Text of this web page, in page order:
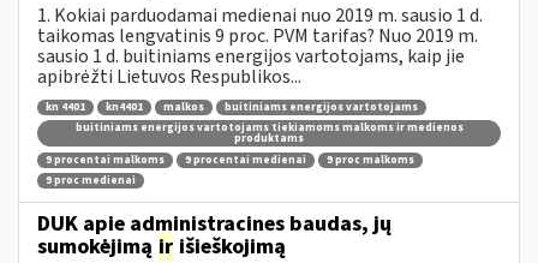
1. Kokiai parduodamai medienai nuo 2019 m. sausio 1 d.
taikomas lengvatinis 9 proc. PVM tarifas? Nuo 2019 m.
sausio 1 d. buitiniams energijos vartotojams, kaip jie
apibrėžti Lietuvos Respublikos...
kn 4401 kn4401 malkos
buitiniams energijos vartotojams
buitiniams energijos vartotojams tiekiamoms malkoms ir medienos
produktams
9 procentai malkoms
9 procentai medienai
9 proc malkoms
9 proc medienai
DUK apie administracines baudas, jų
sumokėjimą ir išieškojimą